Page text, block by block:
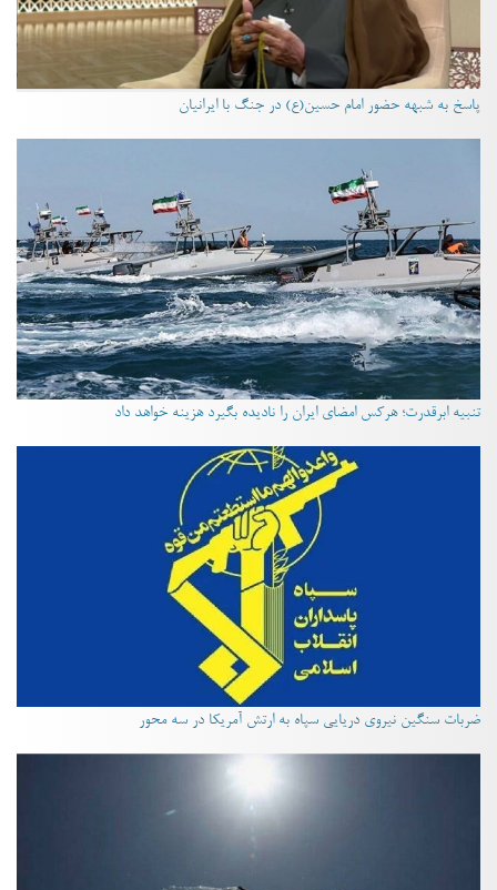
پاسخ به شبهه حضور امام حسین(ع) در جنگ با ایرانیان
تنبیه ابرقدرت؛ هرکس امضای ایران را نادیده بگیرد هزینه خواهد داد
ضربات سنگین نیروی دریایی سپاه به ارتش آمریکا در سه محور